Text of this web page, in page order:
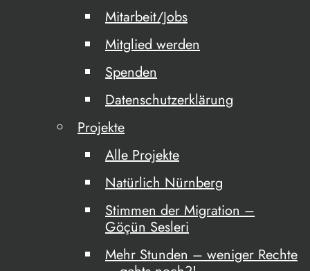
Mitarbeit/Jobs
Mitglied werden
Spenden
Datenschutzerklärung
Projekte
Alle Projekte
Natürlich Nürnberg
Stimmen der Migration –
Göçün Sesleri
Mehr Stunden – weniger Rechte